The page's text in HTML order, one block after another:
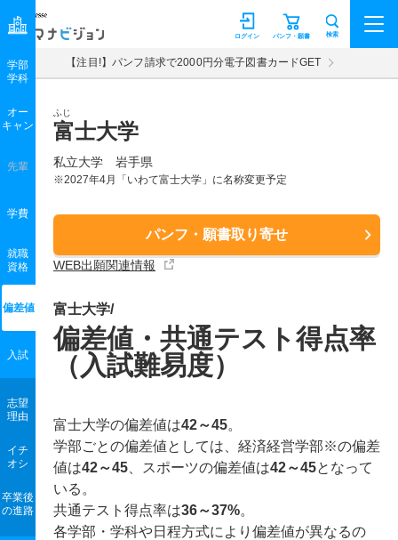
マナビジョン パンフ・願書
ログイン 検索
【注目!】パンフ請求で2000円分電子図書カードGET
ふじ
富士大学
私立大学 岩手県
※2027年4月「いわて富士大学」に名称変更予定
パンフ・願書取り寄せ
WEB出願関連情報
学部
学科
オー
キャン
先輩
学費
就職
資格
偏差値
入試
志望
理由
イチ
オシ
卒業後
の進路
富士大学/
偏差値・共通テスト得点率
（入試難易度）
富士大学の偏差値は42～45。
学部ごとの偏差値としては、経済経営学部※の偏差
値は42～45 、スポーツの偏差値は42～45となって
いる。
共通テスト得点率は36～37%。
各学部・学科や日程方式により偏差値が異なるの